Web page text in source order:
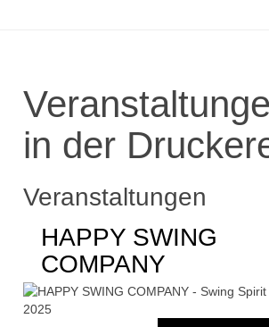
in der
Veranstaltungen
HAPPY SWING
COMPANY